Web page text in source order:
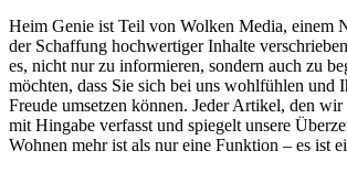
Heim Genie ist Teil von Wolken Media, einem
der Schaffung hochwertiger Inhalte
es, nicht nur zu informieren, sondern auch zu
möchten, dass Sie sich bei uns wohlfühlen und
Freude umsetzen können. Jeder Artikel, den
mit Hingabe verfasst und spiegelt unsere
Wohnen mehr ist als nur eine Funktion – es ist